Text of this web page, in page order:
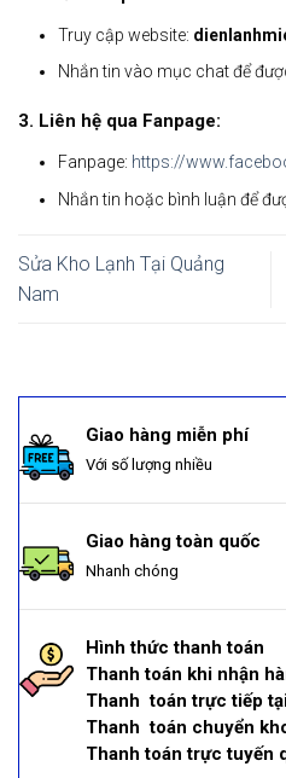
Truy cập website:
Nhắn tin vào mục chat để
3. Liên hệ qua Fanpage:
Fanpage: https://
Nhắn tin hoặc bình luận để
Sửa Kho Lạnh Tại Quảng
Nam
Giao hàng miễn phí
Với số lượng nhiều
Giao hàng toàn quốc
Nhanh chóng
Hình thức thanh toán
Thanh toán khi nhận
Thanh toán trực tiếp
Thanh toán chuyển
Thanh toán trực tuyến